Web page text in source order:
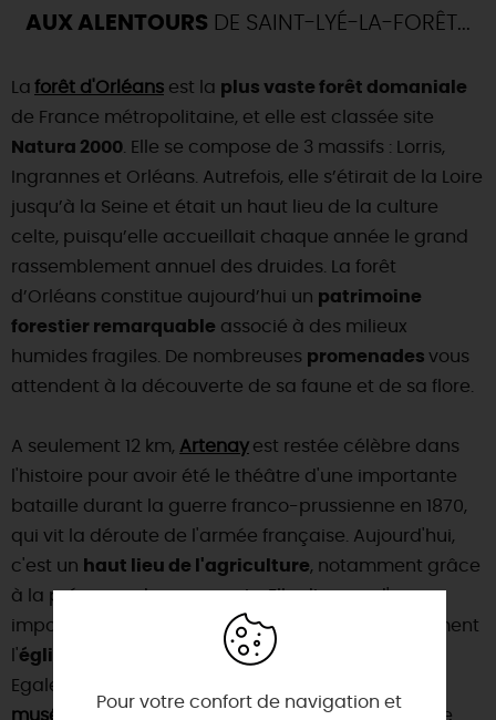
AUX ALENTOURS DE SAINT-LYÉ-LA-FORÊT...
La forêt d'Orléans est la plus vaste forêt domaniale
de France métropolitaine, et elle est classée site
Natura 2000 . Elle se compose de 3 massifs : Lorris,
Ingrannes et Orléans. Autrefois, elle s’étirait de la Loire
jusqu’à la Seine et était un haut lieu de la culture
celte, puisqu’elle accueillait chaque année le grand
rassemblement annuel des druides. La forêt
d’Orléans constitue aujourd’hui un patrimoine
forestier remarquable associé à des milieux
humides fragiles. De nombreuses promenades vous
attendent à la découverte de sa faune et de sa flore.
A seulement 12 km, Artenay est restée célèbre dans
l'histoire pour avoir été le théâtre d'une importante
bataille durant la guerre franco-prussienne en 1870,
qui vit la déroute de l'armée française. Aujourd'hui,
c'est un haut lieu de l'agriculture, notamment grâce
à la présence de sa sucrerie. Elle dispose d'un
important patrimoine architectural avec notamment
l'église Saint-Victor et lemoulin de pierre
Egalement, ne manquez pas le
musée du Théâtre Forain
, ce site unique en Europe
Pour votre confort de navigation et